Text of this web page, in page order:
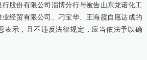
股份有限公司淄博分行与被告山东龙诺化工
经贸有限公司、刁宝华、王海霞自愿达成的
表示，且不违反法律规定，应当依法予以确